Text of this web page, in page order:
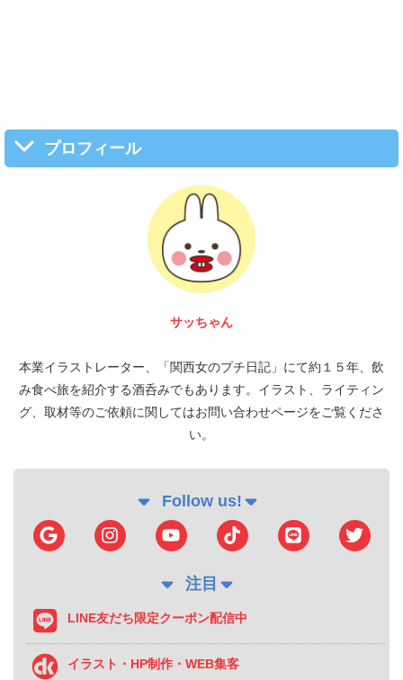
プロフィール
サッちゃん
本業イラストレーター、「関西女のプチ日記」にて約１５年、飲
み食べ旅を紹介する酒呑みでもあります。イラスト、ライティン
グ、取材等のご依頼に関してはお問い合わせページをご覧くださ
い。
Follow us!
注目
LINE友だち限定クーポン配信中
イラスト・HP制作・WEB集客